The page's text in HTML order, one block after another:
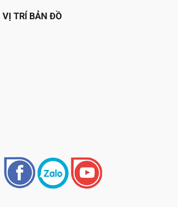
VỊ TRÍ BẢN ĐỒ